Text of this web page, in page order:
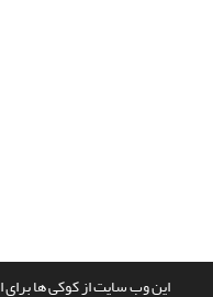
این وب سایت از کوکی ها برای
سامانه